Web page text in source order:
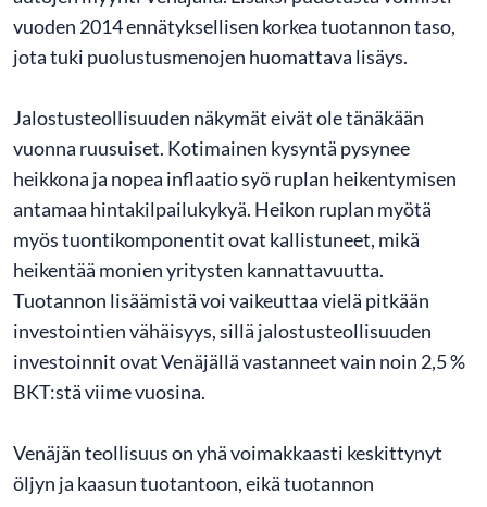
vuoden 2014 ennätyksellisen korkea tuotannon taso,
jota tuki puolustusmenojen huomattava lisäys.
Jalostusteollisuuden näkymät eivät ole tänäkään
vuonna ruusuiset. Kotimainen kysyntä pysynee
heikkona ja nopea inflaatio syö ruplan heikentymisen
antamaa hintakilpailukykyä. Heikon ruplan myötä
myös tuontikomponentit ovat kallistuneet, mikä
heikentää monien yritysten kannattavuutta.
Tuotannon lisäämistä voi vaikeuttaa vielä pitkään
investointien vähäisyys, sillä jalostusteollisuuden
investoinnit ovat Venäjällä vastanneet vain noin 2,5 %
BKT:stä viime vuosina.
Venäjän teollisuus on yhä voimakkaasti keskittynyt
öljyn ja kaasun tuotantoon, eikä tuotannon